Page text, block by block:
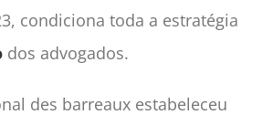
condiciona toda a estratégia
dos advogados.
des barreaux estabeleceu